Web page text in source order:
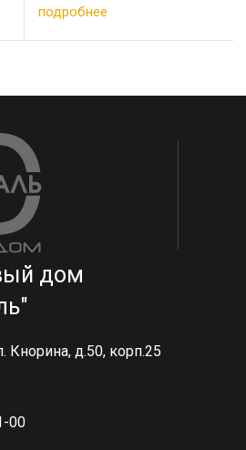
дом
Кнорина, д.50, корп.25
00